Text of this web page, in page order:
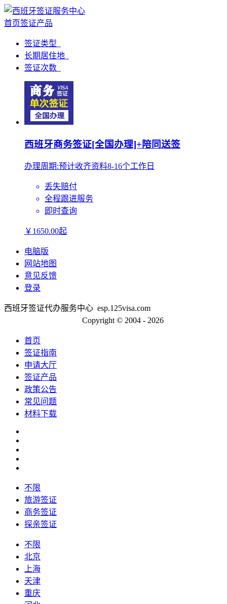
首页签证产品
签证类型
长期居住地
签证次数
西班牙商务签证[全国办理]+陪同送签
办理周期:预计收齐资料8-16个工作日
丢失赔付
全程跟进服务
即时查询
￥ 1650.00起
电脑版
网站地图
意见反馈
登录
西班牙签证代办服务中心 esp.125visa.com
Copyright © 2004 - 2026
首页
签证指南
申请大厅
签证产品
政策公告
常见问题
材料下载
不限
旅游签证
商务签证
探亲签证
不限
北京
上海
天津
重庆